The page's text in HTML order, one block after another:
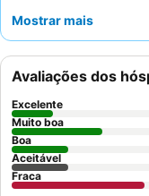
agitados de
que melhora a
uma noite de sono
virado para o jardim.
Mostrar mais
Avaliações dos
Excelente
Muito boa
Boa
Aceitável
Fraca